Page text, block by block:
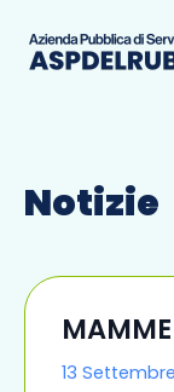
Notizie
13